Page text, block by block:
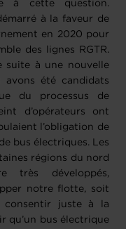
à cette question.
à la faveur de
en 2020 pour
des lignes RGTR.
suite à une nouvelle
avons été candidats
du processus de
d’opérateurs ont
l’obligation de
bus électriques. Les
régions du nord
très développés,
notre flotte, soit
consentir juste à la
qu’un bus électrique